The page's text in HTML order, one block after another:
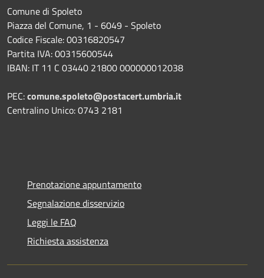
Comune di Spoleto
Piazza del Comune, 1 - 6049 - Spoleto
Codice Fiscale: 00316820547
Partita IVA: 00315600544
IBAN: IT 11 C 03440 21800 000000012038
PEC:comune.spoleto@postacert.umbria.it
Centralino Unico: 0743 2181
Prenotazione appuntamento
Segnalazione disservizio
Leggi le FAQ
Richiesta assistenza